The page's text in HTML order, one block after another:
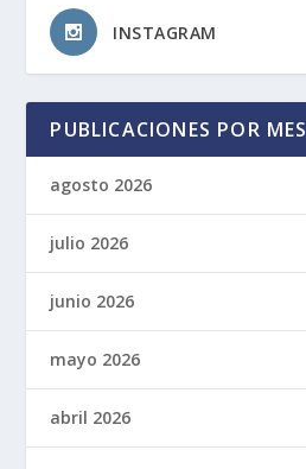
INSTAGRAM
PUBLICACIONES POR MES
agosto 2026
julio 2026
junio 2026
mayo 2026
abril 2026